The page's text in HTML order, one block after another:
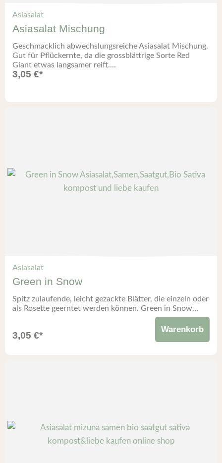
Asiasalat
Asiasalat Mischung
Geschmacklich abwechslungsreiche Asiasalat Mischung.
Gut für Pflückernte, da die grossblättrige Sorte Red
Giant etwas langsamer reift....
3,05 €*
Asiasalat
Green in Snow
Spitz zulaufende, leicht gezackte Blätter, die einzeln oder
als Rosette geerntet werden können. Green in Snow...
3,05 €*
Warenkorb